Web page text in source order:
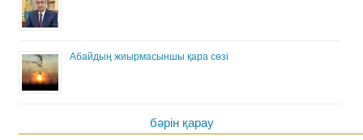
Абайдың жиырмасыншы қара сөзі
бәрін қарау